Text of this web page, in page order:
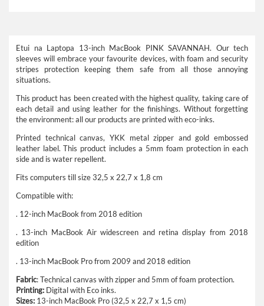
Etui na Laptopa 13-inch MacBook PINK SAVANNAH. Our tech
sleeves will embrace your favourite devices, with foam and security
stripes protection keeping them safe from all those annoying
situations.
This product has been created with the highest quality, taking care of
each detail and using leather for the finishings. Without forgetting
the environment: all our products are printed with eco-inks.
Printed technical canvas, YKK metal zipper and gold embossed
leather label. This product includes a 5mm foam protection in each
side and is water repellent.
Fits computers till size 32,5 x 22,7 x 1,8 cm
Compatible with:
. 12-inch MacBook from 2018 edition
. 13-inch MacBook Air widescreen and retina display from 2018
edition
. 13-inch MacBook Pro from 2009 and 2018 edition
Fabric: Technical canvas with zipper and 5mm of foam protection.
Printing: Digital with Eco inks.
Sizes: 13-inch MacBook Pro (32,5 x 22,7 x 1,5 cm)